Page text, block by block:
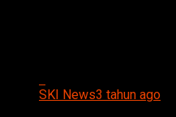
SKI News3 tahun ago